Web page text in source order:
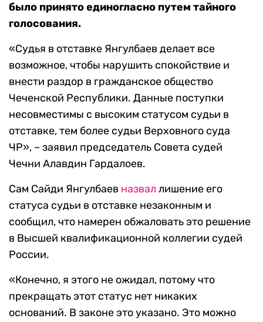
было принято единогласно путем тайного
голосования.
«Судья в отставке Янгулбаев делает все
возможное, чтобы нарушить спокойствие и
внести раздор в гражданское общество
Чеченской Республики. Данные поступки
несовместимы с высоким статусом судьи в
отставке, тем более судьи Верховного суда
ЧР», – заявил председатель Совета судей
Чечни Алавдин Гардалоев.
Сам Сайди Янгулбаев назвал лишение его
статуса судьи в отставке незаконным и
сообщил, что намерен обжаловать это решение
в Высшей квалификационной коллегии судей
России.
«Конечно, я этого не ожидал, потому что
прекращать этот статус нет никаких
оснований. В законе это указано. Это можно